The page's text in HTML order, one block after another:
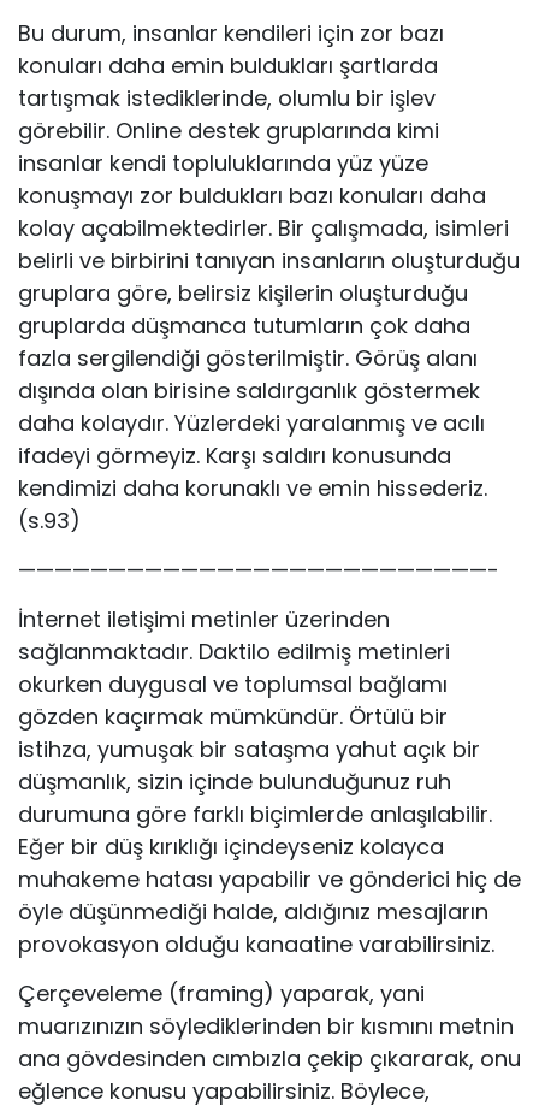
Bu durum, insanlar kendileri için zor bazı
konuları daha emin buldukları şartlarda
tartışmak istediklerinde, olumlu bir işlev
görebilir. Online destek gruplarında kimi
insanlar kendi topluluklarında yüz yüze
konuşmayı zor buldukları bazı konuları daha
kolay açabilmektedirler. Bir çalışmada, isimleri
belirli ve birbirini tanıyan insanların oluşturduğu
gruplara göre, belirsiz kişilerin oluşturduğu
gruplarda düşmanca tutumların çok daha
fazla sergilendiği gösterilmiştir. Görüş alanı
dışında olan birisine saldırganlık göstermek
daha kolaydır. Yüzlerdeki yaralanmış ve acılı
ifadeyi görmeyiz. Karşı saldırı konusunda
kendimizi daha korunaklı ve emin hissederiz.
(s.93)
——————————————————————————-
İnternet iletişimi metinler üzerinden
sağlanmaktadır. Daktilo edilmiş metinleri
okurken duygusal ve toplumsal bağlamı
gözden kaçırmak mümkündür. Örtülü bir
istihza, yumuşak bir sataşma yahut açık bir
düşmanlık, sizin içinde bulunduğunuz ruh
durumuna göre farklı biçimlerde anlaşılabilir.
Eğer bir düş kırıklığı içindeyseniz kolayca
muhakeme hatası yapabilir ve gönderici hiç de
öyle düşünmediği halde, aldığınız mesajların
provokasyon olduğu kanaatine varabilirsiniz.
Çerçeveleme (framing) yaparak, yani
muarızınızın söylediklerinden bir kısmını metnin
ana gövdesinden cımbızla çekip çıkararak, onu
eğlence konusu yapabilirsiniz. Böylece,